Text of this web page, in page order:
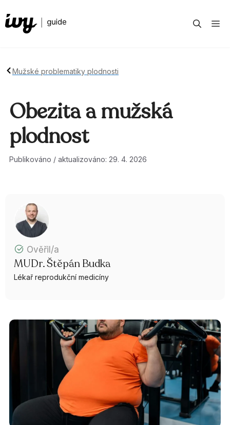
na
obsah
Mužské problematiky plodnosti
Obezita a mužská
plodnost
Publikováno / aktualizováno: 29. 4. 2026
Ověřil/a
MUDr. Štěpán Budka
Lékař reprodukční medicíny